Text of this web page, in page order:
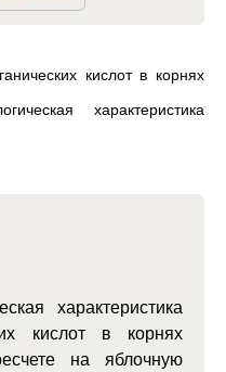
кислот в корнях
характеристика
характеристика
кислот в корнях
на яблочную